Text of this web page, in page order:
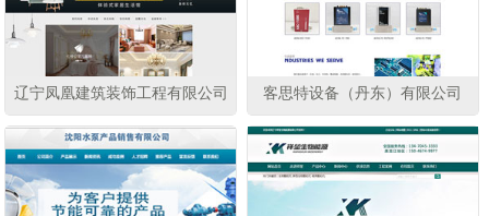
辽宁凤凰建筑装饰工程有限公司 客思特设备（丹东）有限公司